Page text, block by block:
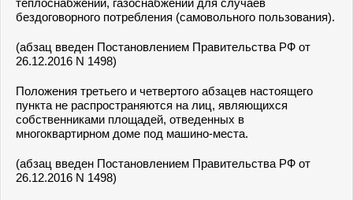
теплоснабжении, газоснабжении для случаев
бездоговорного потребления (самовольного пользования).
(абзац введен Постановлением Правительства РФ от
26.12.2016 N 1498)
Положения третьего и четвертого абзацев настоящего
пункта не распространяются на лиц, являющихся
собственниками площадей, отведенных в
многоквартирном доме под машино-места.
(абзац введен Постановлением Правительства РФ от
26.12.2016 N 1498)